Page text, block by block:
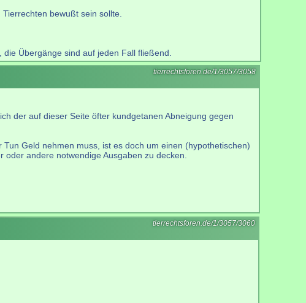
bewußt sein sollte.
Übergänge sind auf jeden Fall fließend.
tierrechtsforen.de/1/3057/3058
der auf dieser Seite öfter kundgetanen Abneigung gegen
Geld nehmen muss, ist es doch um einen (hypothetischen)
andere notwendige Ausgaben zu decken.
tierrechtsforen.de/1/3057/3060